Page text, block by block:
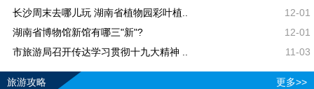
长沙周末去哪儿玩 湖南省植物园彩叶植..
12-01
湖南省博物馆新馆有哪三"新"?
12-01
市旅游局召开传达学习贯彻十九大精神 ..
11-03
旅游攻略 更多>>